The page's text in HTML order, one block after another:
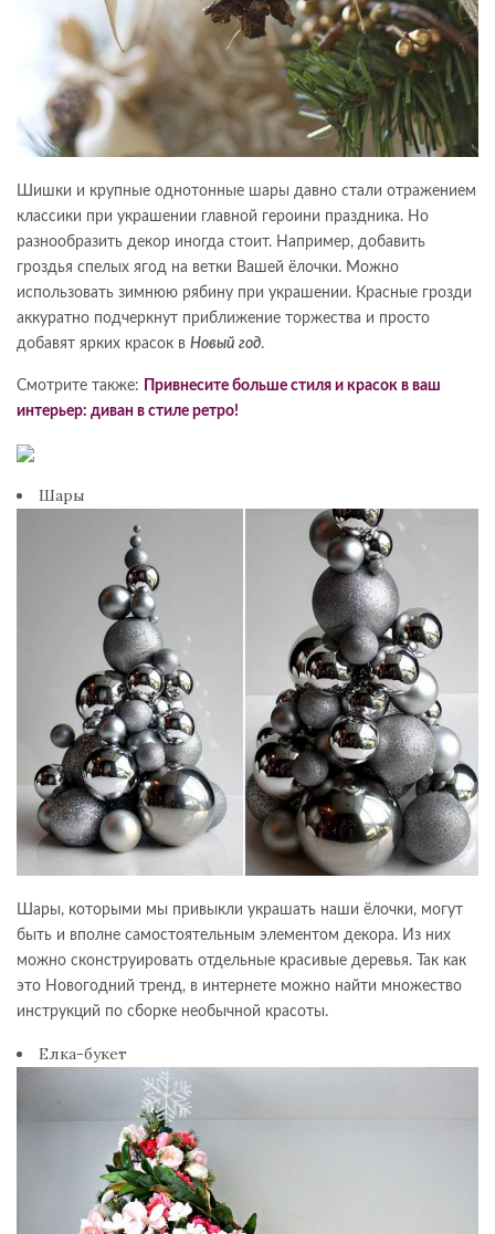
Шишки и крупные однотонные шары давно стали отражением
классики при украшении главной героини праздника. Но
разнообразить декор иногда стоит. Например, добавить
гроздья спелых ягод на ветки Вашей ёлочки. Можно
использовать зимнюю рябину при украшении. Красные грозди
аккуратно подчеркнут приближение торжества и просто
добавят ярких красок в Новый год.
Смотрите также:
Привнесите больше стиля и красок в ваш
интерьер: диван в стиле ретро!
Шары
Шары, которыми мы привыкли украшать наши ёлочки, могут
быть и вполне самостоятельным элементом декора. Из них
можно сконструировать отдельные красивые деревья. Так как
это Новогодний тренд, в интернете можно найти множество
инструкций по сборке необычной красоты.
Елка-букет